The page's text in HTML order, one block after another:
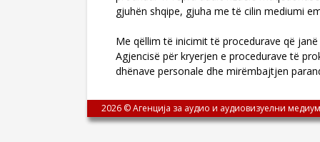
gjuhën shqipe, gjuha me të cilin mediumi
Me qëllim të inicimit të procedurave që
Agjencisë për kryerjen e procedurave të
dhënave personale dhe mirëmbajtjen
2026 © Агенција за аудио и аудиовизуелни